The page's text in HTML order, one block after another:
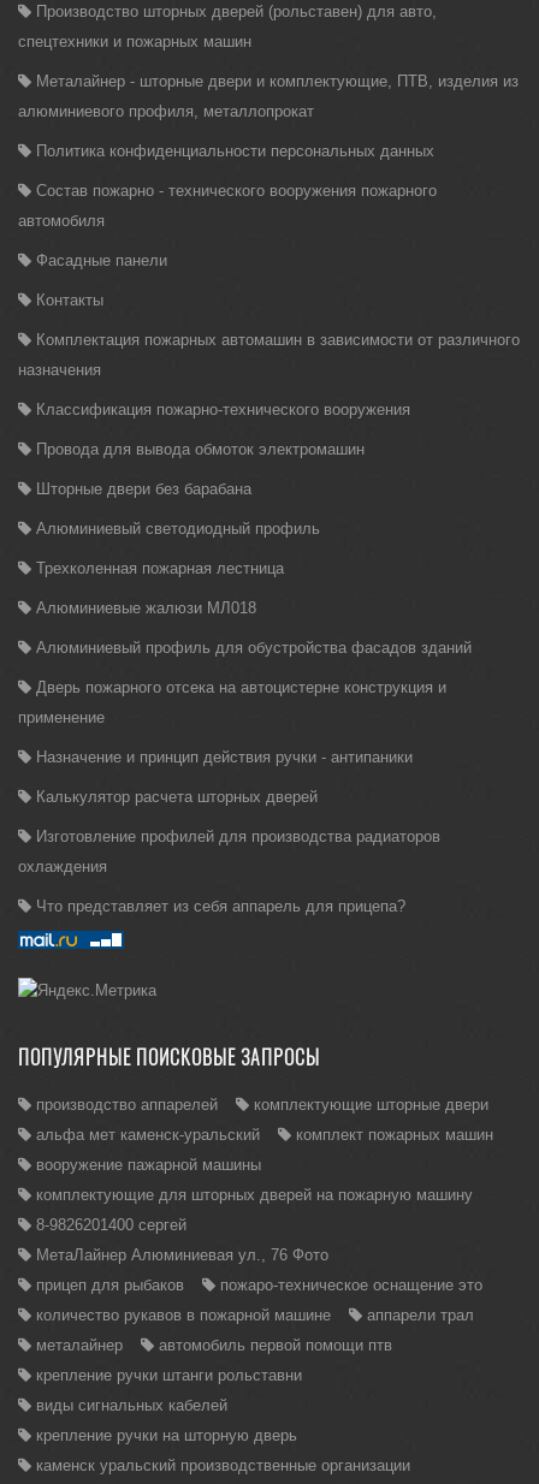
Производство шторных дверей (рольставен) для авто,
спецтехники и пожарных машин
Металайнер - шторные двери и комплектующие, ПТВ, изделия из
алюминиевого профиля, металлопрокат
Политика конфиденциальности персональных данных
Состав пожарно - технического вооружения пожарного
автомобиля
Фасадные панели
Контакты
Комплектация пожарных автомашин в зависимости от различного
назначения
Классификация пожарно-технического вооружения
Провода для вывода обмоток электромашин
Шторные двери без барабана
Алюминиевый светодиодный профиль
Трехколенная пожарная лестница
Алюминиевые жалюзи МЛ018
Алюминиевый профиль для обустройства фасадов зданий
Дверь пожарного отсека на автоцистерне конструкция и
применение
Назначение и принцип действия ручки - антипаники
Калькулятор расчета шторных дверей
Изготовление профилей для производства радиаторов
охлаждения
Что представляет из себя аппарель для прицепа?
ПОПУЛЯРНЫЕ ПОИСКОВЫЕ ЗАПРОСЫ
производство аппарелей
комплектующие шторные двери
альфа мет каменск-уральский
комплект пожарных машин
вооружение пажарной машины
комплектующие для шторных дверей на пожарную машину
8-9826201400 сергей
МетаЛайнер Алюминиевая ул., 76 Фото
прицеп для рыбаков
пожаро-техническое оснащение это
количество рукавов в пожарной машине
аппарели трал
металайнер
автомобиль первой помощи птв
крепление ручки штанги рольставни
виды сигнальных кабелей
крепление ручки на шторную дверь
каменск уральский производственные организации